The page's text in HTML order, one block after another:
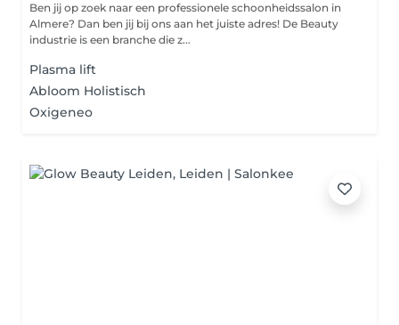
Ben jij op zoek naar een professionele schoonheidssalon in
Almere? Dan ben jij bij ons aan het juiste adres! De Beauty
industrie is een branche die z...
Plasma lift
Abloom Holistisch
Oxigeneo